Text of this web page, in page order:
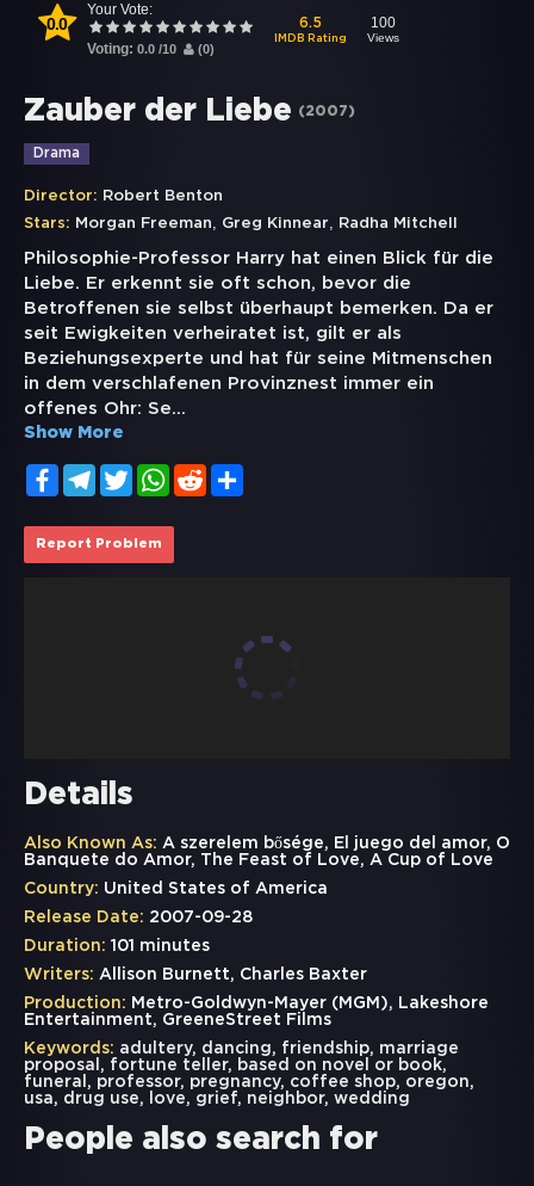
0.0
Your Vote:
Voting: 0.0 /10 (0)
6.5
IMDB Rating
100
Views
Zauber der Liebe (2007)
Drama
Director: Robert Benton
Stars: Morgan Freeman, Greg Kinnear, Radha Mitchell
Philosophie-Professor Harry hat einen Blick für die
Liebe. Er erkennt sie oft schon, bevor die
Betroffenen sie selbst überhaupt bemerken. Da er
seit Ewigkeiten verheiratet ist, gilt er als
Beziehungsexperte und hat für seine Mitmenschen
in dem verschlafenen Provinznest immer ein
offenes Ohr: Se...
Show More
FacebookTelegramTwitterWhatsApp
Reddit
Report Problem
Details
Also Known As: A szerelem bősége, El juego del amor, O
Banquete do Amor, The Feast of Love, A Cup of Love
Country: United States of America
Release Date: 2007-09-28
Duration: 101 minutes
Writers: Allison Burnett, Charles Baxter
Production: Metro-Goldwyn-Mayer (MGM), Lakeshore
Entertainment, GreeneStreet Films
Keywords: adultery, dancing , friendship, marriage
proposal , fortune teller, based on novel or book,
funeral , professor, pregnancy, coffee shop, oregon,
usa, drug use, love, grief, neighbor, wedding
People also search for